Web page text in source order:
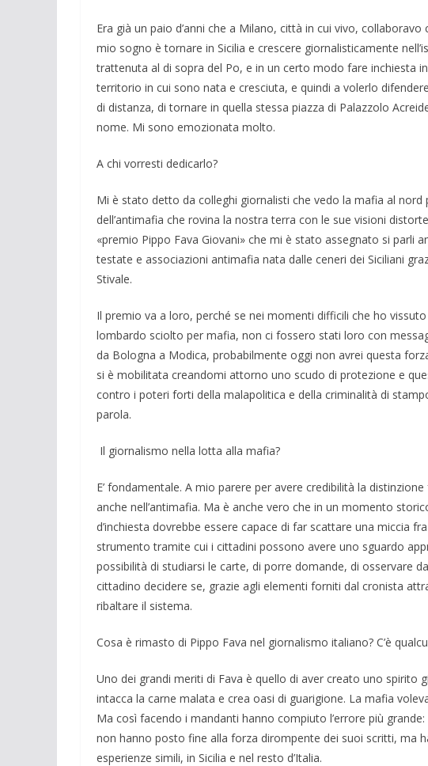
Era già un paio d’anni che a Milano, città in cui vivo,
mio so­gno è tornare in Sicilia e crescere giorna­listicamente
trattenuta al di sopra del Po, e in un certo modo fare in­chiesta
territorio in cui sono nata e cresciuta, e quindi a volerlo
di distanza, di tornare in quella stessa piazza di Palazzolo
nome. Mi sono emozionata molto.
A chi vorresti dedicarlo?
Mi è stato detto da colleghi giornalisti che vedo la mafia al nord
dell’antimafia che rovina la nostra terra con le sue visioni
«premio Pippo Fava Giovani» che mi è stato asse­gnato si parli
testate e associa­zioni antimafia nata dalle ceneri dei Sici­liani
Stivale.
Il premio va a loro, perché se nei momenti difficili che ho
lombardo sciolto per mafia, non ci fossero stati loro con
da Bologna a Modica, probabilmente oggi non avrei questa
si è mobilitata creando­mi attorno uno scudo di protezione e
contro i poteri forti della malapolitica e della criminalità di
parola.
Il giornalismo nella lotta alla mafia?
E’ fondamentale. A mio parere per ave­re credibilità la
anche nell’antimafia. Ma è anche vero che in un momento
d’inchiesta dovreb­be essere capace di far scattare una miccia
strumento tramite cui i cittadini pos­sono avere uno sguardo
possi­bilità di studiarsi le carte, di porre doman­de, di osservare
cittadino decide­re se, grazie agli elementi forniti dal cronista
ribaltare il siste­ma.
Cosa è rimasto di Pippo Fava nel giornalismo italiano? C’è
Uno dei grandi meriti di Fava è quello di aver creato uno spirito
intacca la carne malata e crea oasi di guarigione. La mafia
Ma così facendo i man­danti hanno compiuto l’errore più
non hanno posto fine alla forza di­rompente dei suoi scritti, ma
esperien­ze simili, in Sicilia e nel resto d’Italia.